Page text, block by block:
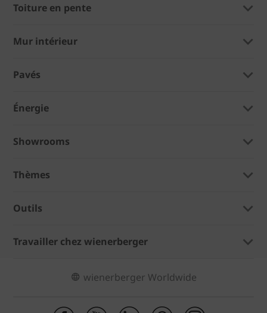
Toiture en pente
Mur intérieur
Pavés
Énergie
Showrooms
Thèmes
Outils
Travailler chez wienerberger
wienerberger Worldwide